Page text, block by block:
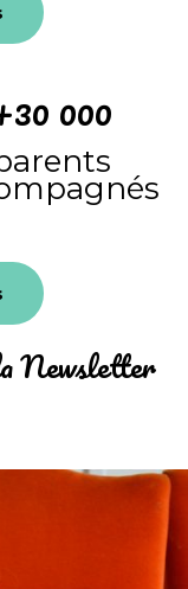
000
Newsletter